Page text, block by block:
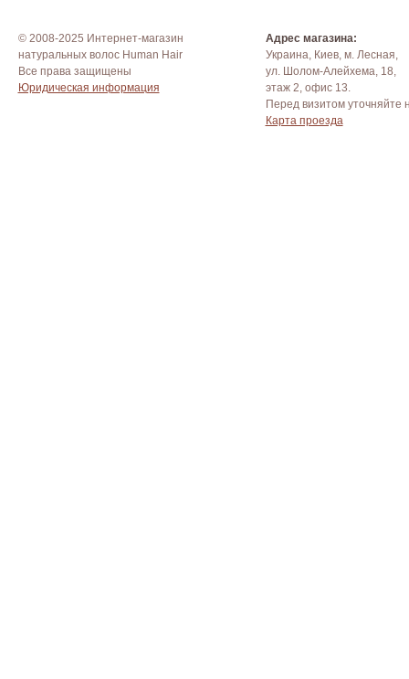
© 2008-2025 Интернет-магазин
натуральных волос Human Hair
Все права защищены
Юридическая информация
Адрес магазина:
Украина, Киев, м. Лесная,
ул. Шолом-Алейхема, 18,
этаж 2, офис 13.
Перед визитом уточняйте
Карта проезда